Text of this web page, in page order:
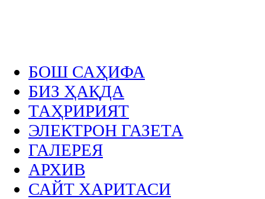
БОШ САҲИФА
БИЗ ҲАҚДА
ТАҲРИРИЯТ
ЭЛЕКТРОН ГАЗЕТА
ГАЛЕРЕЯ
АРХИВ
САЙТ ХАРИТАСИ